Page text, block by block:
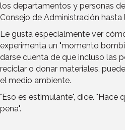
los departamentos y personas
Consejo de Administración
Le gusta especialmente ver
experimenta un "momento
darse cuenta de que incluso las
reciclar o donar materiales,
el medio ambiente.
"Eso es estimulante", dice. "Hace
pena".